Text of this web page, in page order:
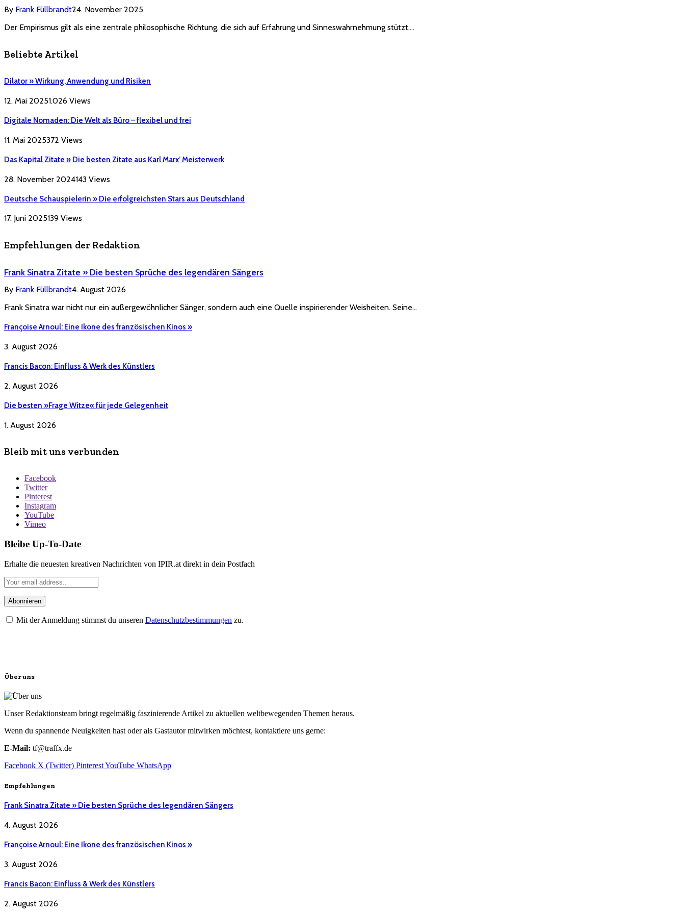
By Frank Füllbrandt24. November 2025
Der Empirismus gilt als eine zentrale philosophische Richtung, die sich auf Erfahrung und Sinneswahrnehmung stützt,…
Beliebte Artikel
Dilator » Wirkung, Anwendung und Risiken
12. Mai 20251.026 Views
Digitale Nomaden: Die Welt als Büro – flexibel und frei
11. Mai 2025372 Views
Das Kapital Zitate » Die besten Zitate aus Karl Marx’ Meisterwerk
28. November 2024143 Views
Deutsche Schauspielerin » Die erfolgreichsten Stars aus Deutschland
17. Juni 2025139 Views
Empfehlungen der Redaktion
Frank Sinatra Zitate » Die besten Sprüche des legendären Sängers
By Frank Füllbrandt4. August 2026
Frank Sinatra war nicht nur ein außergewöhnlicher Sänger, sondern auch eine Quelle inspirierender Weisheiten. Seine…
Françoise Arnoul: Eine Ikone des französischen Kinos »
3. August 2026
Francis Bacon: Einfluss & Werk des Künstlers
2. August 2026
Die besten »Frage Witze« für jede Gelegenheit
1. August 2026
Bleib mit uns verbunden
Facebook
Twitter
Pinterest
Instagram
YouTube
Vimeo
Bleibe Up-To-Date
Erhalte die neuesten kreativen Nachrichten von IPIR.at direkt in dein Postfach
Mit der Anmeldung stimmst du unseren Datenschutzbestimmungen zu.
Über uns
Unser Redaktionsteam bringt regelmäßig faszinierende Artikel zu aktuellen weltbewegenden Themen heraus.
Wenn du spannende Neuigkeiten hast oder als Gastautor mitwirken möchtest, kontaktiere uns gerne:
E-Mail: tf@traffx.de
Facebook X (Twitter) PinterestYouTube WhatsApp
Empfehlungen
Frank Sinatra Zitate » Die besten Sprüche des legendären Sängers
4. August 2026
Françoise Arnoul: Eine Ikone des französischen Kinos »
3. August 2026
Francis Bacon: Einfluss & Werk des Künstlers
2. August 2026